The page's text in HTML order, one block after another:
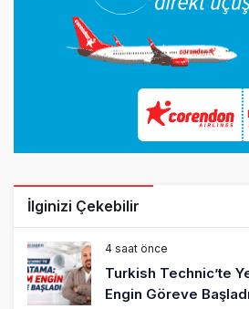
İlginizi Çekebilir
4 saat önce
Turkish Technic’te
Engin Göreve Başladı